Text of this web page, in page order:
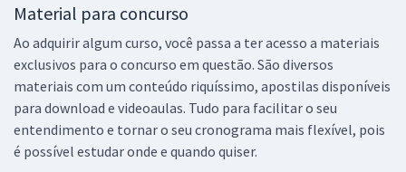
Material para concurso
Ao adquirir algum curso, você passa a ter acesso a materiais
exclusivos para o concurso em questão. São diversos
materiais com um conteúdo riquíssimo, apostilas disponíveis
para download e videoaulas. Tudo para facilitar o seu
entendimento e tornar o seu cronograma mais flexível, pois
é possível estudar onde e quando quiser.